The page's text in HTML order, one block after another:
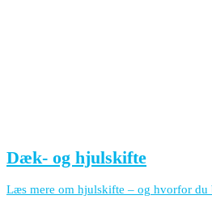
Dæk- og hjulskifte
Læs mere om hjulskifte – og hvorfor du